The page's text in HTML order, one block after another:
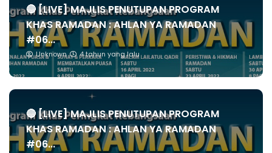
🔴 [LIVE] MAJLIS PENUTUPAN PROGRAM
KHAS RAMADAN : AHLAN YA RAMADAN
#06...
Unknown 4 tahun yang lalu
🔴 [LIVE] MAJLIS PENUTUPAN PROGRAM
KHAS RAMADAN : AHLAN YA RAMADAN
#06...